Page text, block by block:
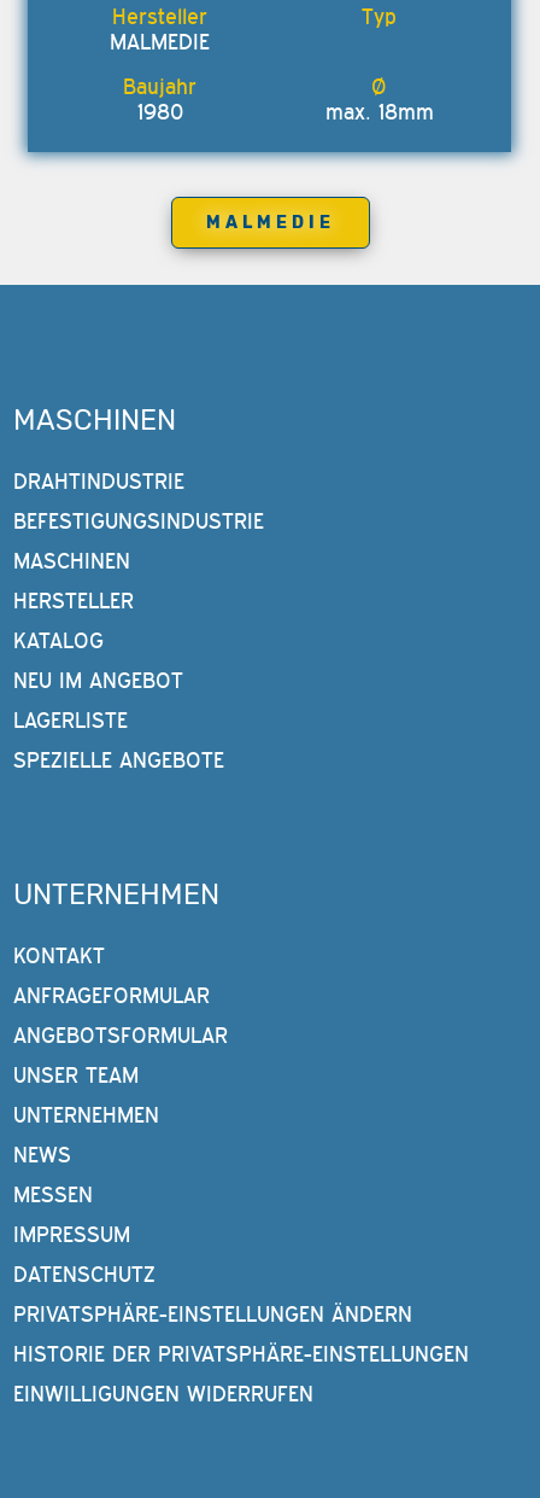
MALMEDIE
1980 max. 18mm
MALMEDIE
MASCHINEN
DRAHTINDUSTRIE
BEFESTIGUNGSINDUSTRIE
MASCHINEN
HERSTELLER
KATALOG
NEU IM ANGEBOT
LAGERLISTE
SPEZIELLE ANGEBOTE
UNTERNEHMEN
KONTAKT
ANFRAGEFORMULAR
ANGEBOTSFORMULAR
UNSER TEAM
UNTERNEHMEN
NEWS
MESSEN
IMPRESSUM
DATENSCHUTZ
PRIVATSPHÄRE-EINSTELLUNGEN ÄNDERN
HISTORIE DER PRIVATSPHÄRE-EINSTELLUNGEN
EINWILLIGUNGEN WIDERRUFEN